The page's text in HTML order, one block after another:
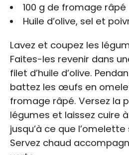
100 g de fromage râpé
Huile d’olive, sel et
Lavez et coupez les
Faites-les revenir dans
filet d’huile d’olive.
battez les œufs en
fromage râpé. Versez la
légumes et laissez cuire
jusqu’à ce que
Servez chaud